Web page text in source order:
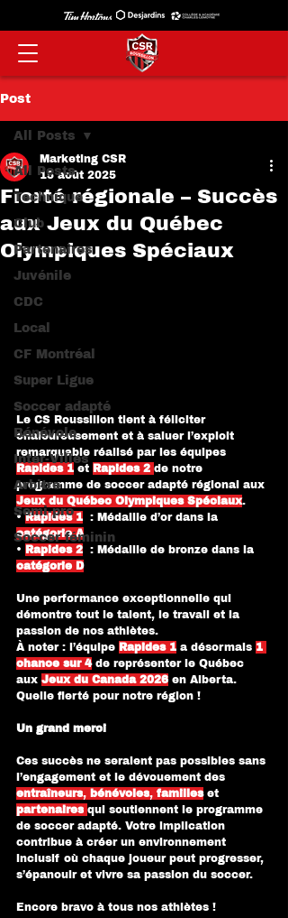
Post
All Posts
Technique
Club
Partenaires
Juvénile
CDC
Local
CF Montréal
Super Ligue
Soccer adapté
Bénévole
Inter-Villes
Arbitre
Semi-pro
Soccer féminin
All Posts
Fierté régionale – Succès
aux Jeux du Québec
Olympiques Spéciaux
Marketing CSR
15 août 2025
Le CS Roussillon tient à féliciter
chaleureusement et à saluer l’exploit
remarquable réalisé par les équipes
Rapides 1 et Rapides 2 de notre
programme de soccer adapté régional aux
Jeux du Québec Olympiques Spéciaux.
• Rapides 1 : Médaille d’or dans la
catégorie A
•
Rapides 2 : Médaille de bronze dans la
catégorie D
Une performance exceptionnelle qui
démontre tout le talent, le travail et la
passion de nos athlètes.
À noter : l’équipe Rapides 1 a désormais 1
chance sur 4 de représenter le Québec
aux Jeux du Canada 2026 en Alberta.
Quelle fierté pour notre région !
Un grand merci
Ces succès ne seraient pas possibles sans
l’engagement et le dévouement des
entraîneurs, bénévoles, familles et
partenaires qui soutiennent le programme
de soccer adapté. Votre implication
contribue à créer un environnement
inclusif où chaque joueur peut progresser,
s’épanouir et vivre sa passion du soccer.
Encore bravo à tous nos athlètes !